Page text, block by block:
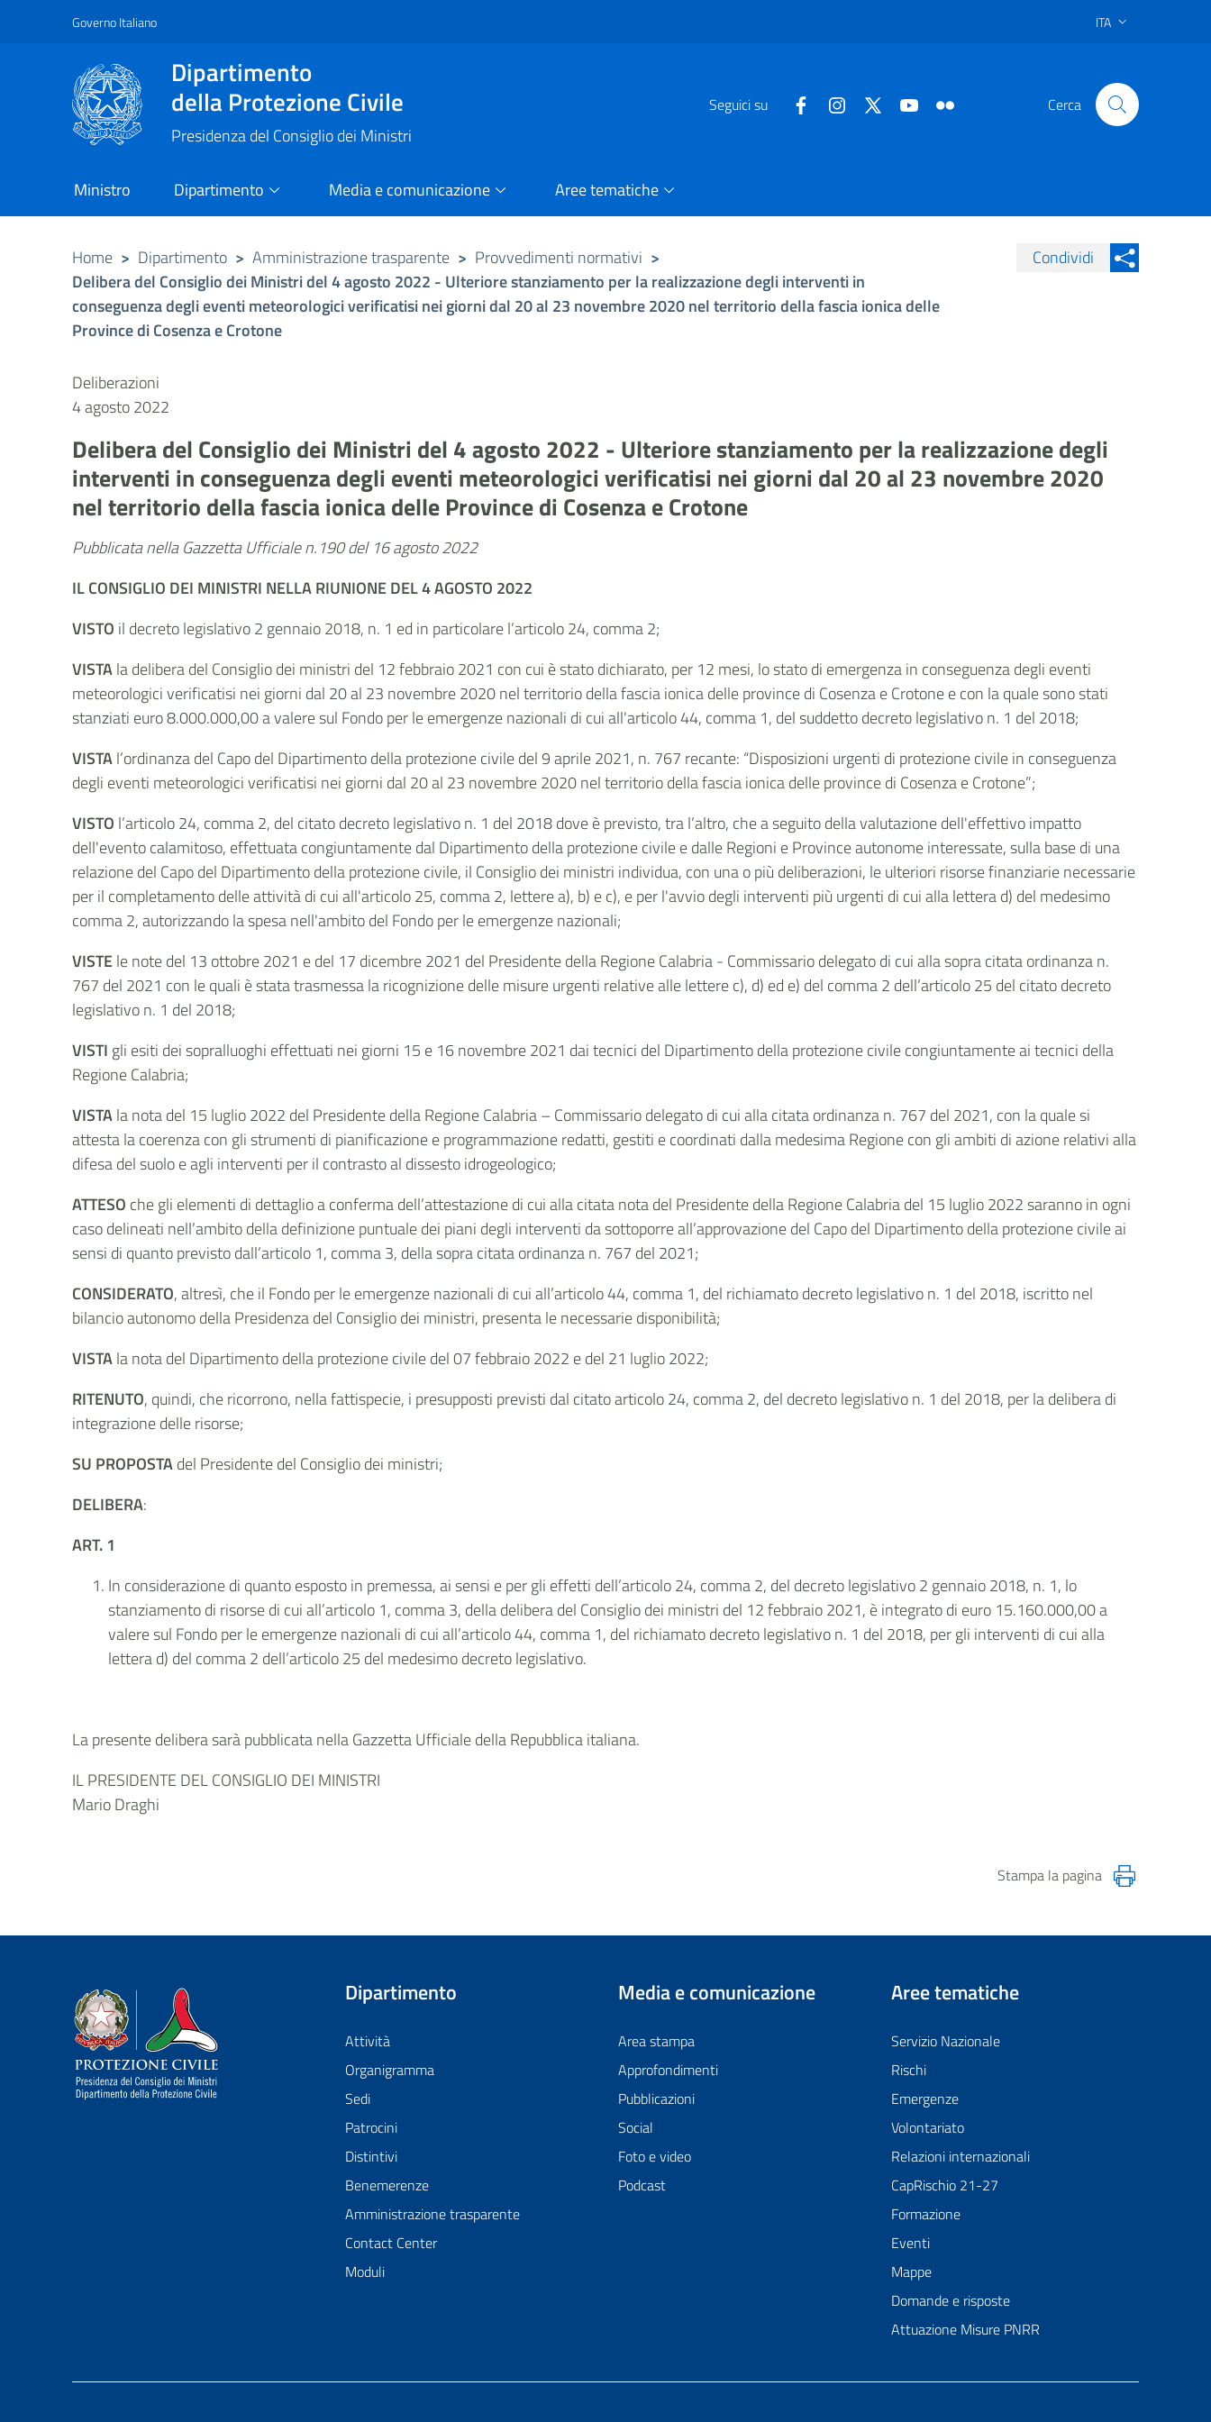
Vai al contenuto principale
Raggiungi il piè di pagina
Governo Italiano ITA
Dipartimento
della Protezione Civile
Presidenza del Consiglio dei Ministri
Seguici su Cerca
Ministro Dipartimento Media e comunicazione Aree tematiche
Home > Dipartimento > Amministrazione trasparente > Provvedimenti normativi >
Delibera del Consiglio dei Ministri del 4 agosto 2022 - Ulteriore stanziamento per la realizzazione degli interventi in
conseguenza degli eventi meteorologici verificatisi nei giorni dal 20 al 23 novembre 2020 nel territorio della fascia ionica delle
Province di Cosenza e Crotone
Condividi
Deliberazioni
4 agosto 2022
Delibera del Consiglio dei Ministri del 4 agosto 2022 - Ulteriore stanziamento per la realizzazione degli
interventi in conseguenza degli eventi meteorologici verificatisi nei giorni dal 20 al 23 novembre 2020
nel territorio della fascia ionica delle Province di Cosenza e Crotone
Pubblicata nella Gazzetta Ufficiale n.190 del 16 agosto 2022
IL CONSIGLIO DEI MINISTRI NELLA RIUNIONE DEL 4 AGOSTO 2022
VISTO il decreto legislativo 2 gennaio 2018, n. 1 ed in particolare l’articolo 24, comma 2;
VISTAla delibera del Consiglio dei ministri del 12 febbraio 2021 con cui è stato dichiarato, per 12 mesi, lo stato di emergenza in conseguenza degli eventi
meteorologici verificatisi nei giorni dal 20 al 23 novembre 2020 nel territorio della fascia ionica delle province di Cosenza e Crotone e con la quale sono stati
stanziati euro 8.000.000,00 a valere sul Fondo per le emergenze nazionali di cui all'articolo 44, comma 1, del suddetto decreto legislativo n. 1 del 2018;
VISTAl’ordinanza del Capo del Dipartimento della protezione civile del 9 aprile 2021, n. 767 recante: “Disposizioni urgenti di protezione civile in conseguenza
degli eventi meteorologici verificatisi nei giorni dal 20 al 23 novembre 2020 nel territorio della fascia ionica delle province di Cosenza e Crotone”;
VISTO l’articolo 24, comma 2, del citato decreto legislativo n. 1 del 2018 dove è previsto, tra l’altro, che a seguito della valutazione dell'effettivo impatto
dell'evento calamitoso, effettuata congiuntamente dal Dipartimento della protezione civile e dalle Regioni e Province autonome interessate, sulla base di una
relazione del Capo del Dipartimento della protezione civile, il Consiglio dei ministri individua, con una o più deliberazioni, le ulteriori risorse finanziarie necessarie
per il completamento delle attività di cui all'articolo 25, comma 2, lettere a), b) e c), e per l'avvio degli interventi più urgenti di cui alla lettera d) del medesimo
comma 2, autorizzando la spesa nell'ambito del Fondo per le emergenze nazionali;
VISTEle note del 13 ottobre 2021 e del 17 dicembre 2021 del Presidente della Regione Calabria - Commissario delegato di cui alla sopra citata ordinanza n.
767 del 2021 con le quali è stata trasmessa la ricognizione delle misure urgenti relative alle lettere c), d) ed e) del comma 2 dell’articolo 25 del citato decreto
legislativo n. 1 del 2018;
VISTI gli esiti dei sopralluoghi effettuati nei giorni 15 e 16 novembre 2021 dai tecnici del Dipartimento della protezione civile congiuntamente ai tecnici della
Regione Calabria;
VISTAla nota del 15 luglio 2022 del Presidente della Regione Calabria – Commissario delegato di cui alla citata ordinanza n. 767 del 2021, con la quale si
attesta la coerenza con gli strumenti di pianificazione e programmazione redatti, gestiti e coordinati dalla medesima Regione con gli ambiti di azione relativi alla
difesa del suolo e agli interventi per il contrasto al dissesto idrogeologico;
ATTESO che gli elementi di dettaglio a conferma dell’attestazione di cui alla citata nota del Presidente della Regione Calabria del 15 luglio 2022 saranno in ogni
caso delineati nell’ambito della definizione puntuale dei piani degli interventi da sottoporre all’approvazione del Capo del Dipartimento della protezione civile ai
sensi di quanto previsto dall’articolo 1, comma 3, della sopra citata ordinanza n. 767 del 2021;
CONSIDERATO, altresì, che il Fondo per le emergenze nazionali di cui all’articolo 44, comma 1, del richiamato decreto legislativo n. 1 del 2018, iscritto nel
bilancio autonomo della Presidenza del Consiglio dei ministri, presenta le necessarie disponibilità;
VISTAla nota del Dipartimento della protezione civile del 07 febbraio 2022 e del 21 luglio 2022;
RITENUTO, quindi, che ricorrono, nella fattispecie, i presupposti previsti dal citato articolo 24, comma 2, del decreto legislativo n. 1 del 2018, per la delibera di
integrazione delle risorse;
SU PROPOSTAdel Presidente del Consiglio dei ministri;
DELIBERA:
ART. 1
In considerazione di quanto esposto in premessa, ai sensi e per gli effetti dell’articolo 24, comma 2, del decreto legislativo 2 gennaio 2018, n. 1, lo
stanziamento di risorse di cui all’articolo 1, comma 3, della delibera del Consiglio dei ministri del 12 febbraio 2021, è integrato di euro 15.160.000,00 a
valere sul Fondo per le emergenze nazionali di cui all’articolo 44, comma 1, del richiamato decreto legislativo n. 1 del 2018, per gli interventi di cui alla
lettera d) del comma 2 dell’articolo 25 del medesimo decreto legislativo.
La presente delibera sarà pubblicata nella Gazzetta Ufficiale della Repubblica italiana.
IL PRESIDENTE DEL CONSIGLIO DEI MINISTRI
Mario Draghi
Stampa la pagina
Dipartimento della Protezione Civile
Dipartimento
Attività
Organigramma
Sedi
Patrocini
Distintivi
Benemerenze
Amministrazione trasparente
Contact Center
Moduli
Media e comunicazione
Area stampa
Approfondimenti
Pubblicazioni
Social
Foto e video
Podcast
Aree tematiche
Servizio Nazionale
Rischi
Emergenze
Volontariato
Relazioni internazionali
CapRischio 21-27
Formazione
Eventi
Mappe
Domande e risposte
Attuazione Misure PNRR